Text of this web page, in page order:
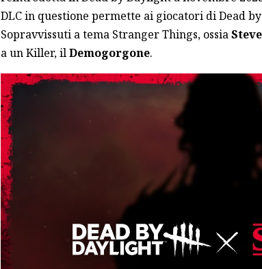
DLC in questione permette ai giocatori di Dead
Sopravvissuti a tema Stranger Things, ossia
a un Killer, ilDemogorgone.